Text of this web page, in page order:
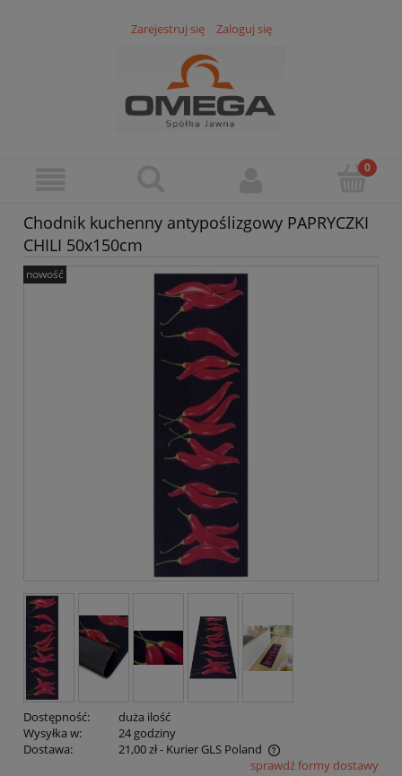
Zarejestruj się Zaloguj się
Chodnik kuchenny antypoślizgowy PAPRYCZKI
CHILI 50x150cm
nowość
Dostępność:
duża ilość
Wysyłka w:
24 godziny
Dostawa:
21,00 zł- Kurier GLS Poland
Cena nie zawiera ewentualnych kosztów płatnościsprawdź formy dostawy